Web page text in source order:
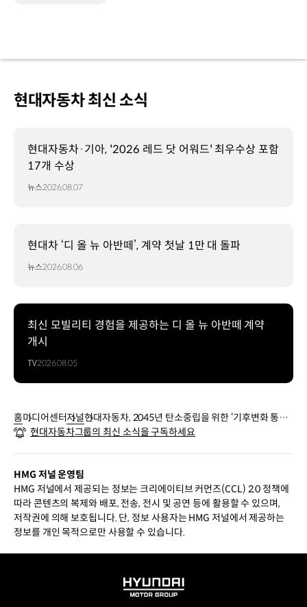
현대자동차 최신 소식
현대자동차·기아, '2026 레드 닷 어워드' 최우수상 포함
17개 수상
뉴스2026.08.07
현대차 ‘디 올 뉴 아반떼’, 계약 첫날 1만 대 돌파
뉴스2026.08.06
최신 모빌리티 경험을 제공하는 디 올 뉴 아반떼 계약
개시
TV2026.08.05
홈미디어센터저널현대자동차, 2045년 탄소중립을 위한 ‘기후변화 통합
솔루션’ 발표
현대자동차그룹의 최신 소식을 구독하세요
HMG 저널 운영팀
HMG 저널에서 제공되는 정보는 크리에이티브 커먼즈(CCL) 2.0 정책에
따라 콘텐츠의 복제와 배포, 전송, 전시 및 공연 등에 활용할 수 있으며,
저작권에 의해 보호됩니다. 단, 정보 사용자는 HMG 저널에서 제공하는
정보를 개인 목적으로만 사용할 수 있습니다.
HYUNDAI